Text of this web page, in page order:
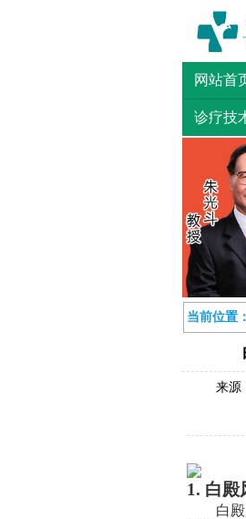
网站首
诊疗技
当前位置：
来源
1. 白殿
白殿风